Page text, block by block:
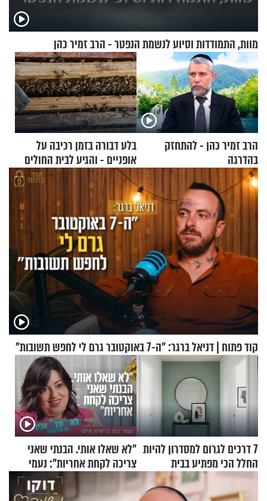
מוות, התמודדות וסיוע לנשמת הנפטר - הרב זמיר כהן
הרב זמיר כהן - להתחזק
בהדרגה
בלע דבורה בזמן רכיבה על
אופניים - והגיע לבית החולים
במצב מסכן חיים
קוד פתוח | דניאל ברגר: "ה-7 באוקטובר גרם לי לחפש תשובות"
7 דרכים לגרום למסדרון להיות
החלל הכי מפתיע בבית
"לא שאלו אותי. הבנתי שאני
צריכה לקחת אחריות": נעמי
בנט בריאיון אישי